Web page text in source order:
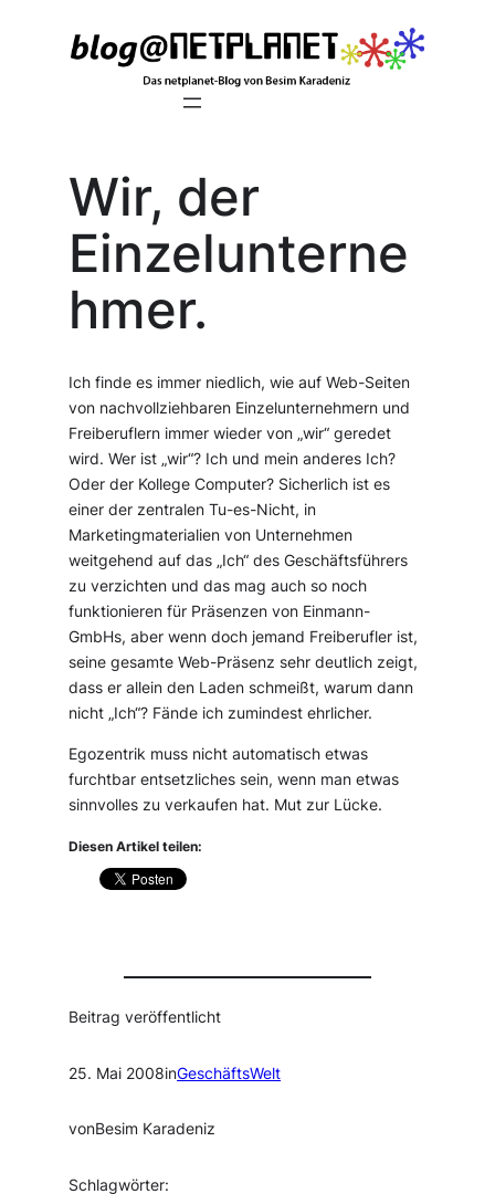
Wir, der
Einzelunterne
hmer.
Ich finde es immer niedlich, wie auf Web-Seiten
von nachvollziehbaren Einzelunternehmern und
Freiberuflern immer wieder von „wir“ geredet
wird. Wer ist „wir“? Ich und mein anderes Ich?
Oder der Kollege Computer? Sicherlich ist es
einer der zentralen Tu-es-Nicht, in
Marketingmaterialien von Unternehmen
weitgehend auf das „Ich“ des Geschäftsführers
zu verzichten und das mag auch so noch
funktionieren für Präsenzen von Einmann-
GmbHs, aber wenn doch jemand Freiberufler ist,
seine gesamte Web-Präsenz sehr deutlich zeigt,
dass er allein den Laden schmeißt, warum dann
nicht „Ich“? Fände ich zumindest ehrlicher.
Egozentrik muss nicht automatisch etwas
furchtbar entsetzliches sein, wenn man etwas
sinnvolles zu verkaufen hat. Mut zur Lücke.
Diesen Artikel teilen:
Beitrag veröffentlicht
25. Mai 2008inGeschäftsWelt
vonBesim Karadeniz
Schlagwörter: